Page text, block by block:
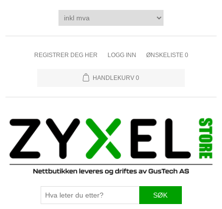
REGISTRER DEG HER LOGG INN ØNSKELISTE 0
HANDLEKURV 0
SØK